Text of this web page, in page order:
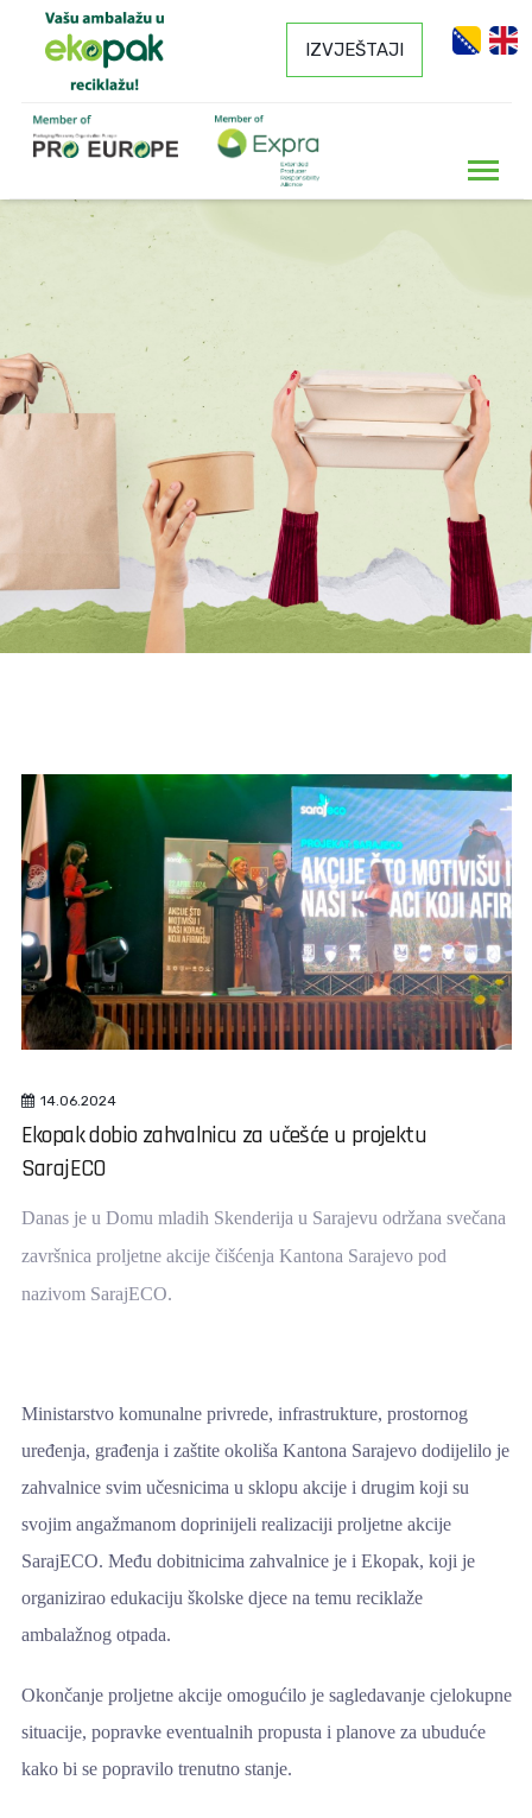
IZVJEŠTAJI
14.06.2024
Ekopak dobio zahvalnicu za učešće u projektu
SarajECO
Danas je u Domu mladih Skenderija u Sarajevu održana svečana
završnica proljetne akcije čišćenja Kantona Sarajevo pod
nazivom SarajECO.
Ministarstvo komunalne privrede, infrastrukture, prostornog
uređenja, građenja i zaštite okoliša Kantona Sarajevo dodijelilo je
zahvalnice svim učesnicima u sklopu akcije i drugim koji su
svojim angažmanom doprinijeli realizaciji proljetne akcije
SarajECO. Među dobitnicima zahvalnice je i Ekopak, koji je
organizirao edukaciju školske djece na temu reciklaže
ambalažnog otpada.
Okončanje proljetne akcije omogućilo je sagledavanje cjelokupne
situacije, popravke eventualnih propusta i planove za ubuduće
kako bi se popravilo trenutno stanje.